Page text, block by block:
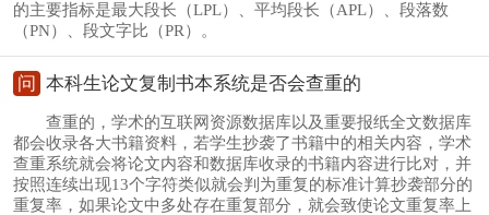
的主要指标是最大段长（LPL）、平均段长（APL）、段落数
（PN）、段文字比（PR）。
问 本科生论文复制书本系统是否会查重的
查重的，学术的互联网资源数据库以及重要报纸全文数据库
都会收录各大书籍资料，若学生抄袭了书籍中的相关内容，学术
查重系统就会将论文内容和数据库收录的书籍内容进行比对，并
按照连续出现13个字符类似就会判为重复的标准计算抄袭部分的
重复率，如果论文中多处存在重复部分，就会致使论文重复率上